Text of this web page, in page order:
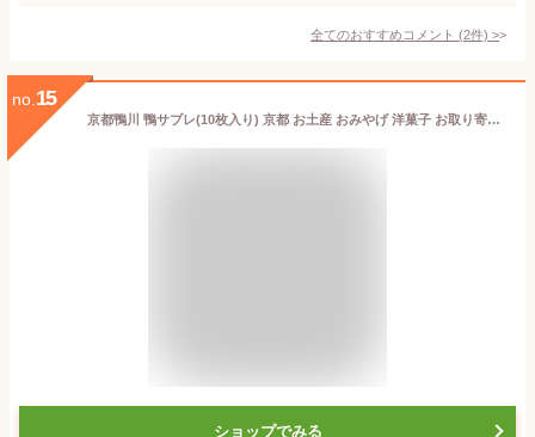
全てのおすすめコメント (2件) >
no. 15
京都鴨川 鴨サブレ(10枚入り) 京都 お土産 おみやげ 洋菓子 お取り寄せ おとりよせ 詰め合わせ つめあわせ お菓子 おかし プレゼント ギフト おしゃれ プチギフト かわいい サブレ クッキー 個包装 内祝い 出産祝い キッズ 出産内祝い ホワイトデー 引き出物 鳥サブレ
ショップでみる